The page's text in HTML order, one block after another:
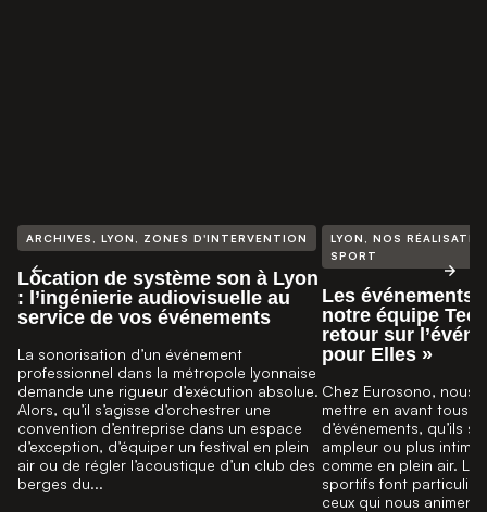
ARCHIVES LYON ZONES D'INTERVENTION
Location de système son à Lyon
: l’ingénierie audiovisuelle au
service de vos événements
La sonorisation d’un événement
professionnel dans la métropole lyonnaise
demande une rigueur d’exécution absolue.
Alors, qu’il s’agisse d’orchestrer une
convention d’entreprise dans un espace
d’exception, d’équiper un festival en plein
air ou de régler l’acoustique d’un club des
berges du...
LYON
NOS
SPORT
Les événements
notre équipe
retour sur
pour Elles »
Chez Eurosono, nous
mettre en avant tous
d’événements, qu’ils
ampleur ou plus
comme en plein air.
sportifs font
ceux qui nous